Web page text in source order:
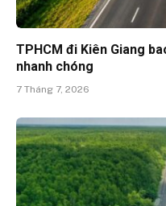
TPHCM đi Kiên Giang
nhanh chóng
7 Tháng 7, 2026